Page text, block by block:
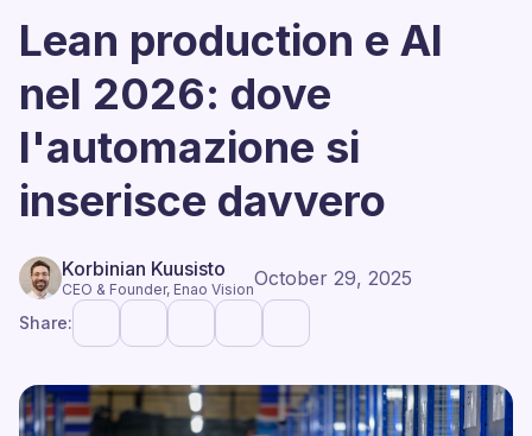
Lean production e AI
nel 2026: dove
l'automazione si
inserisce davvero
Korbinian Kuusisto
CEO & Founder, Enao VisionOctober 29, 2025
Share: